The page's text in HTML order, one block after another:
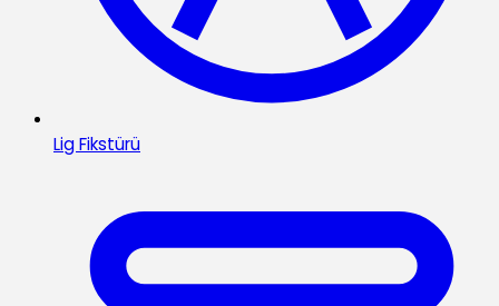
Lig Fikstürü